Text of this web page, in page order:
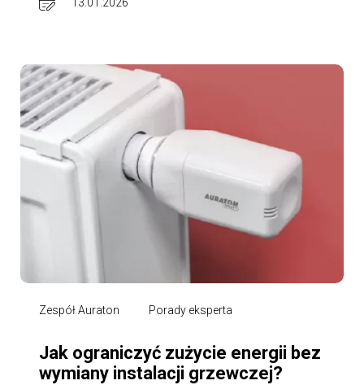
Zespół Auraton Porady eksperta
Jak ograniczyć zużycie energii bez
wymiany instalacji grzewczej?